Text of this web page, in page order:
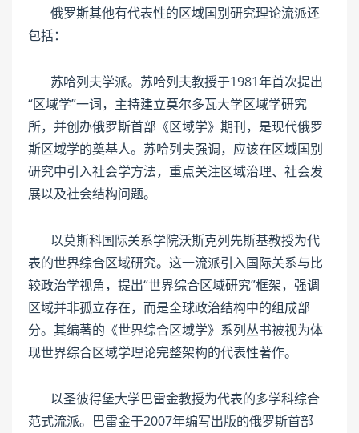
俄罗斯其他有代表性的区域国别研究理论流派还
包括：
苏哈列夫学派。苏哈列夫教授于1981年首次提出
“区域学”一词，主持建立莫尔多瓦大学区域学研究
所，并创办俄罗斯首部《区域学》期刊，是现代俄罗
斯区域学的奠基人。苏哈列夫强调，应该在区域国别
研究中引入社会学方法，重点关注区域治理、社会发
展以及社会结构问题。
以莫斯科国际关系学院沃斯克列先斯基教授为代
表的世界综合区域研究。这一流派引入国际关系与比
较政治学视角，提出“世界综合区域研究”框架，强调
区域并非孤立存在，而是全球政治结构中的组成部
分。其编著的《世界综合区域学》系列丛书被视为体
现世界综合区域学理论完整架构的代表性著作。
以圣彼得堡大学巴雷金教授为代表的多学科综合
范式流派。巴雷金于2007年编写出版的俄罗斯首部